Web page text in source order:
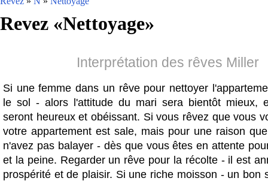
Revez «Nettoyage»
Interprétation des rêves Miller
Si une femme dans un rêve pour nettoyer
le sol - alors l'attitude du mari sera bientôt mieux,
seront heureux et obéissant. Si vous rêvez que vous
votre appartement est sale, mais pour une raison
n'avez pas balayer - dès que vous êtes en attente
et la peine. Regarder un rêve pour la récolte - il est
prospérité et de plaisir. Si une riche moisson - un bon